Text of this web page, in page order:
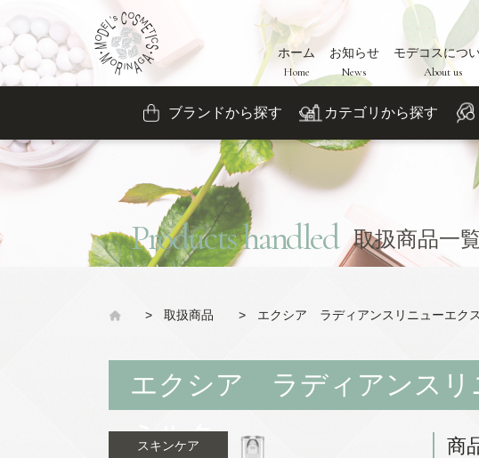
ホーム
Home
お知らせ
News
モデコスにつ
About us
ブランドから探す カテゴリから探す
Products handled 取扱商品一
> 取扱商品 > エクシア ラディアンスリニューエク
エクシア ラディアンスリ
ミルク
スキンケア 商